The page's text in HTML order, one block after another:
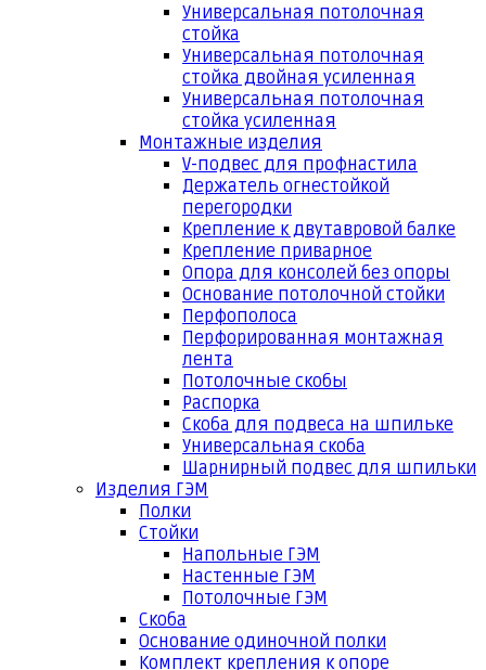
Универсальная потолочная
стойка
Универсальная потолочная
стойка двойная усиленная
Универсальная потолочная
стойка усиленная
Монтажные изделия
V-подвес для профнастила
Держатель огнестойкой
перегородки
Крепление к двутавровой балке
Крепление приварное
Опора для консолей без опоры
Основание потолочной стойки
Перфополоса
Перфорированная монтажная
лента
Потолочные скобы
Распорка
Скоба для подвеса на шпильке
Универсальная скоба
Шарнирный подвес для шпильки
Изделия ГЭМ
Полки
Стойки
Напольные ГЭМ
Настенные ГЭМ
Потолочные ГЭМ
Скоба
Основание одиночной полки
Комплект крепления к опоре